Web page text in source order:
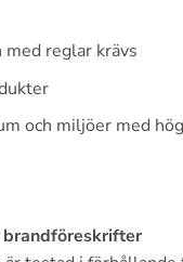
reglar krävs
och miljöer med
brandföreskrifter